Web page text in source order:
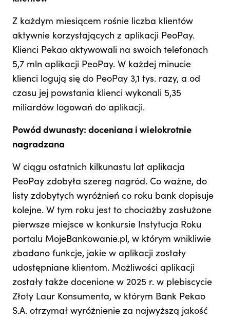
Z każdym miesiącem rośnie liczba klientów
aktywnie korzystających z aplikacji PeoPay.
Klienci Pekao aktywowali na swoich telefonach
5,7 mln aplikacji PeoPay. W każdej minucie
klienci logują się do PeoPay 3,1 tys. razy, a od
czasu jej powstania klienci wykonali 5,35
miliardów logowań do aplikacji.
Powód dwunasty: doceniana i wielokrotnie
nagradzana
W ciągu ostatnich kilkunastu lat aplikacja
PeoPay zdobyła szereg nagród. Co ważne, do
listy zdobytych wyróżnień co roku bank dopisuje
kolejne. W tym roku jest to chociażby zasłużone
pierwsze miejsce w konkursie Instytucja Roku
portalu MojeBankowanie.pl, w którym wnikliwie
zbadano funkcje, jakie w aplikacji zostały
udostępniane klientom. Możliwości aplikacji
zostały także docenione w 2025 r. w plebiscycie
Złoty Laur Konsumenta, w którym Bank Pekao
S.A. otrzymał wyróżnienie za najwyższą jakość